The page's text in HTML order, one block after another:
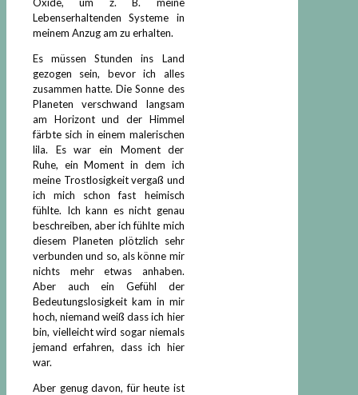
Lebenserhaltenden Systeme in
meinem Anzug am zu erhalten.
Es müssen Stunden ins Land
gezogen sein, bevor ich alles
zusammen hatte. Die Sonne des
Planeten verschwand langsam
am Horizont und der Himmel
färbte sich in einem malerischen
lila. Es war ein Moment der
Ruhe, ein Moment in dem ich
meine Trostlosigkeit vergaß und
ich mich schon fast heimisch
fühlte. Ich kann es nicht genau
beschreiben, aber ich fühlte mich
diesem Planeten plötzlich sehr
verbunden und so, als könne mir
nichts mehr etwas anhaben.
Aber auch ein Gefühl der
Bedeutungslosigkeit kam in mir
hoch, niemand weiß dass ich hier
bin, vielleicht wird sogar niemals
jemand erfahren, dass ich hier
war.
Aber genug davon, für heute ist